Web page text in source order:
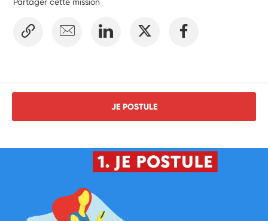
Toutes ces activités se réaliseront sous la responsabilité et la
ludothèque.
JE POSTULE